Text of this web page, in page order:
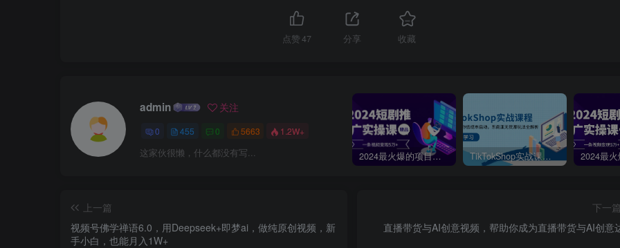
点赞47 分享 收藏
admin 关注
0 455 0 5663 1.2W+
这家伙很懒，什么都没有写... 2024最火爆的项目短剧推广实操课，一条视频变现5万+【附软件工具】 TikTokShop实战课程，手把手教你低成本启动，东南亚无货源玩法全解析
上一篇
视频号佛学禅语6.0，用Deepseek+即梦ai，做纯原创视频，新
手小白，也能月入1W+
下一
直播带货与AI创意视频，帮助你成为直播带货与AI创意